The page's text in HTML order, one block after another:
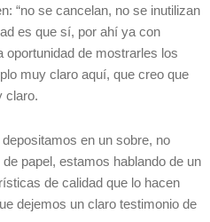
“no se cancelan, no se inutilizan
es que sí, por ahí ya con
oportunidad de mostrarles los
muy claro aquí, que creo que
claro.
en un sobre, no
papel, estamos hablando de un
de calidad que lo hacen
dejemos un claro testimonio de